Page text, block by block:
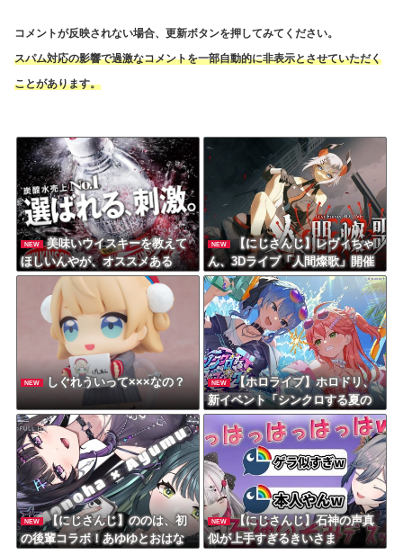
コメントが反映されない場合、更新ボタンを押してみてください。
スパム対応の影響で過激なコメントを一部自動的に非表示とさせていただく
ことがあります。
NEW
美味いウイスキーを教えて
ほしいんやが、オススメある
か????
NEW
【にじさんじ】レヴィちゃ
ん、3Dライブ「人間燦歌」開催
決定！ゲスト8名も発表『歌うま
バイキングなゲストや』【8/18
(火)21:00】
NEW しぐれういって×××なの？ NEW
【ホロライブ】ホロドリ、
新イベント「シンクロする夏の
スパークル」✨ さくらみこ????
＆星街すいせい☄が登場！
NEW
【にじさんじ】ののは、初
の後輩コラボ！あゆゆとおはな
NEW
【にじさんじ】石神の声真
似が上手すぎるきいさま